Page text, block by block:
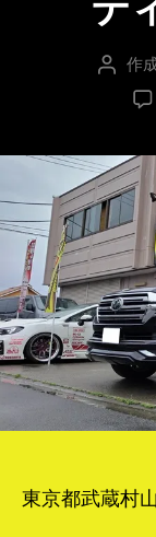
投 作
東京都武蔵村